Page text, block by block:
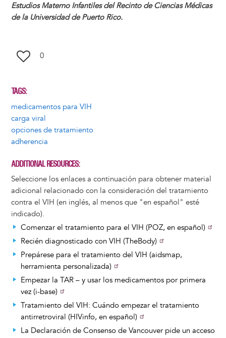
Estudios Materno Infantiles del Recinto de Ciencias Médicas
de la Universidad de Puerto Rico.
0
TAGS
medicamentos para VIH
carga viral
opciones de tratamiento
adherencia
ADDITIONAL RESOURCES
Seleccione los enlaces a continuación para obtener material
adicional relacionado con la consideración del tratamiento
contra el VIH (en inglés, al menos que "en español" esté
indicado).
Comenzar el tratamiento para el VIH (POZ, en español)
Recién diagnosticado con VIH (TheBody)
Prepárese para el tratamiento del VIH (aidsmap,
herramienta personalizada)
Empezar la TAR – y usar los medicamentos por primera
vez (i-base)
Tratamiento del VIH: Cuándo empezar el tratamiento
antirretroviral (HIVinfo, en español)
La Declaración de Consenso de Vancouver pide un acceso